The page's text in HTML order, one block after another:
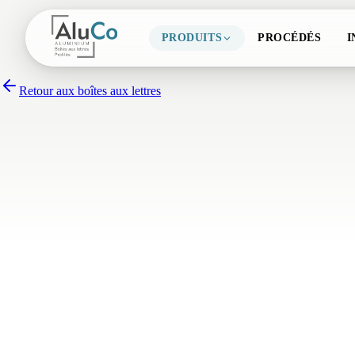
PRODUITS PROCÉDÉS
Retour aux boîtes aux lettres